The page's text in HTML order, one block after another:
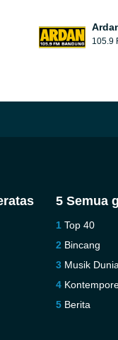
105.9
5 Semua
Top 40
Bincang
Musik Dunia
Berita